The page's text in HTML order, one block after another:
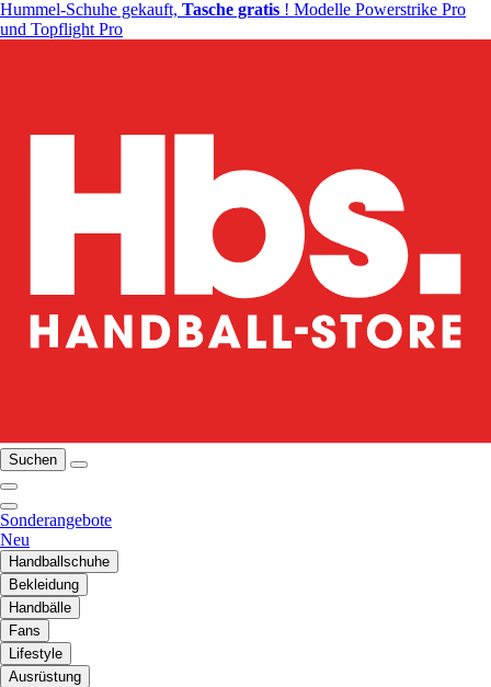
Hummel-Schuhe gekauft, Tasche gratis ! Modelle Powerstrike Pro
und Topflight Pro
Suchen
Sonderangebote
Neu
Handballschuhe
Bekleidung
Handbälle
Fans
Lifestyle
Ausrüstung